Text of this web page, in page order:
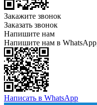
Закажите звонок
Заказать звонок
Напишите нам
Напишите нам в
Написать в WhatsApp